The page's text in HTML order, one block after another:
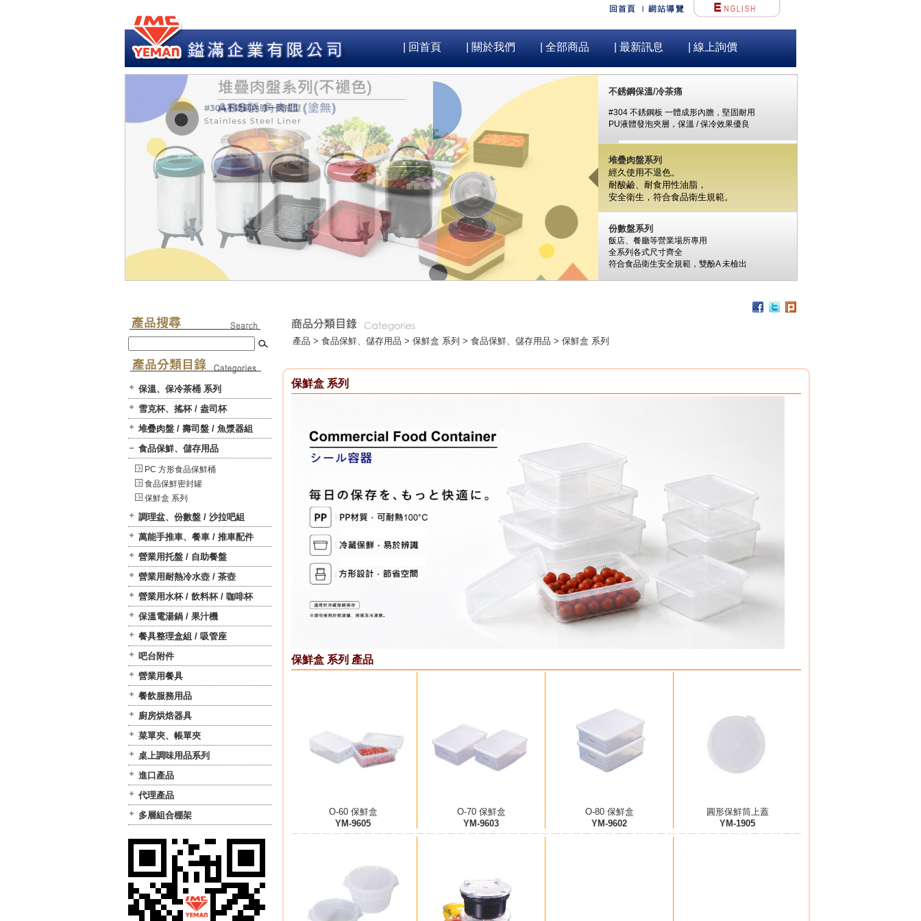
| 回首頁 | 關於我們 | 全部商品 | 最新訊息 | 線上詢價
不銹鋼保溫/冷茶痛
#304 不銹鋼板 一體成形內膽，堅固耐用
PU液體發泡夾層，保溫 / 保冷效果優良
堆疊肉盤系列
經久使用不退色。
耐酸鹼、耐食用性油脂，
安全衛生， 符合食品衛生規範。
份數盤系列
飯店、餐廳等營業場所專用
全系列各式尺寸齊全
符合食品衛生安全規範， 雙酚A未檢出
杯架組
保溫、保冷茶桶 系列
雪克杯、搖杯 / 盎司杯
堆疊肉盤 / 壽司盤 / 魚漿器組
食品保鮮、儲存用品
PC 方形食品保鮮桶
食品保鮮密封罐
保鮮盒 系列
調理盆、份數盤 / 沙拉吧組
萬能手推車、餐車 / 推車配件
營業用托盤 / 自助餐盤
營業用耐熱冷水壺 / 茶壺
營業用水杯 / 飲料杯 / 咖啡杯
保溫電湯鍋 / 果汁機
餐具整理盒組 / 吸管座
吧台附件
營業用餐具
餐飲服務用品
廚房烘焙器具
菜單夾、帳單夾
桌上調味用品系列
進口產品
代理產品
多層組合棚架
產品 > 食品保鮮、儲存用品 > 保鮮盒 系列 > 食品保鮮、儲存用品 > 保鮮盒 系列
保鮮盒 系列
保鮮盒 系列 產品
O-60 保鮮盒
YM-9605
O-70 保鮮盒
YM-9603
O-80 保鮮盒
YM-9602
圓形保鮮筒上蓋
YM-1905